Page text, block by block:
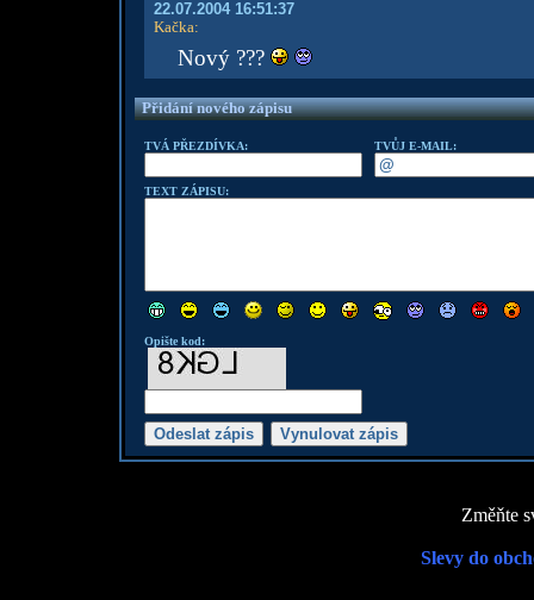
22.07.2004 16:51:37
Kačka:
Nový ???
Přidání nového zápisu
TVÁ PŘEZDÍVKA: TVŮJ E-MAIL:
TEXT ZÁPISU:
Opište kod:
Změňte
Slevy do